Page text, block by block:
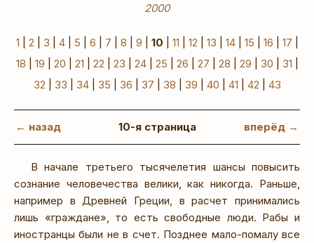
2000
1 2 3 4| 5 6 7 8 9 10 11 12 13 14| 15 16 17
18
19 20 21 22 23 24| 25 26 27 28 29 30 31
32
33 34| 35 36 37 38 39 40 41 42 43
← назад 10-я страница вперёд →
В начале третьего тысячелетия шансы повысить
сознание человечества велики, как никогда. Раньше,
например в Древней Греции, в расчет принимались
лишь «граждане», то есть свободные люди. Рабы и
иностранцы были не в счет. Позднее мало-помалу все